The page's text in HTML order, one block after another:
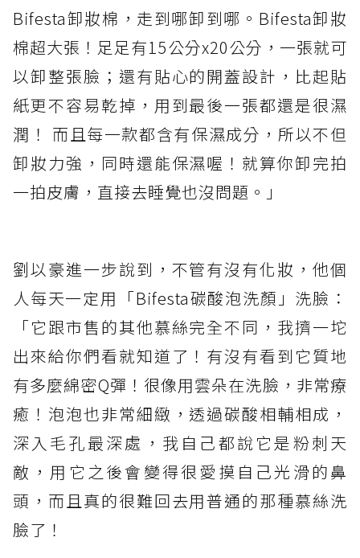
Bifesta卸妝棉，走到哪卸到哪。Bifesta卸妝
棉超大張！足足有15公分x20公分，一張就可
以卸整張臉；還有貼心的開蓋設計，比起貼
紙更不容易乾掉，用到最後一張都還是很濕
潤！ 而且每一款都含有保濕成分，所以不但
卸妝力強，同時還能保濕喔！就算你卸完拍
一拍皮膚，直接去睡覺也沒問題。」
劉以豪進一步說到，不管有沒有化妝，他個
人每天一定用「Bifesta碳酸泡洗顏」洗臉：
「它跟市售的其他慕絲完全不同，我擠一坨
出來給你們看就知道了！有沒有看到它質地
有多麼綿密Q彈！很像用雲朵在洗臉，非常療
癒！泡泡也非常細緻，透過碳酸相輔相成，
深入毛孔最深處，我自己都說它是粉刺天
敵，用它之後會變得很愛摸自己光滑的鼻
頭，而且真的很難回去用普通的那種慕絲洗
臉了！